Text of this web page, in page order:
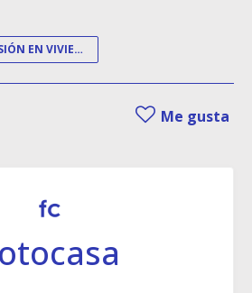
INVERSIÓN EN VIVIENDA
Me gusta